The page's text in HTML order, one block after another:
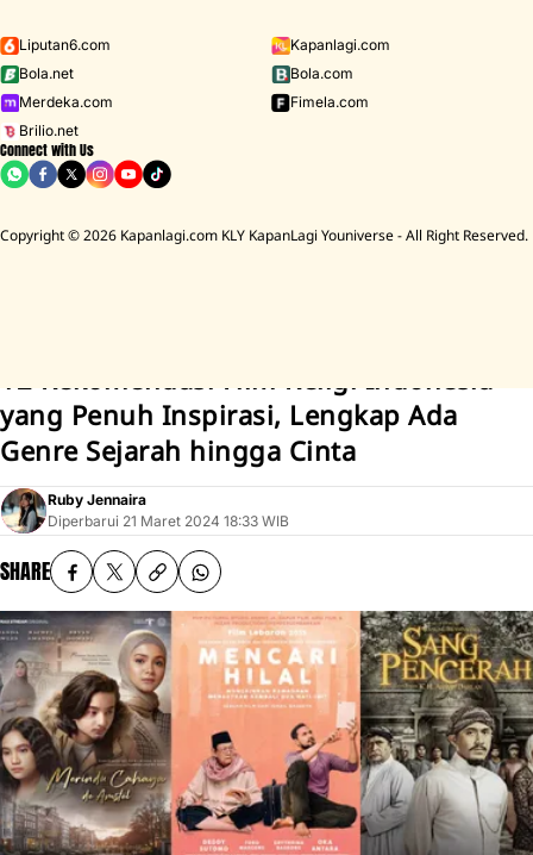
Iklan - Scroll ke bawah untuk melanjutkan
Liputan6.com
Kapanlagi.com
Bola.net
Bola.com
Merdeka.com
Fimela.com
Brilio.net
Connect with Us
Copyright © 2026 Kapanlagi.com KLY KapanLagi Youniverse - All Right Reserved.
D ACADEMY 8 Raisa
BREAKING
NEWS
Mendiang Diding Boneng Ambruk Rata Dengan Tanah Cerita
12 Rekomendasi Film Religi Indonesia
yang Penuh Inspirasi, Lengkap Ada
Genre Sejarah hingga Cinta
Ruby Jennaira
Diperbarui 21 Maret 2024 18:33 WIB
SHARE